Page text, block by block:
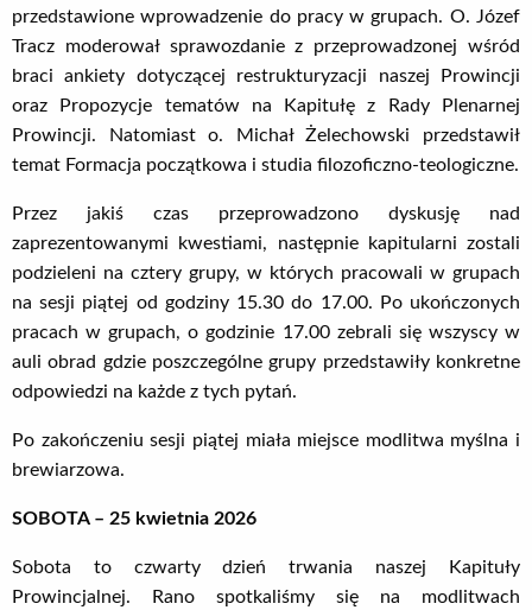
przedstawione wprowadzenie do pracy w grupach. O. Józef
Tracz moderował sprawozdanie z przeprowadzonej wśród
braci ankiety dotyczącej restrukturyzacji naszej Prowincji
oraz Propozycje tematów na Kapitułę z Rady Plenarnej
Prowincji. Natomiast o. Michał Żelechowski przedstawił
temat Formacja początkowa i studia filozoficzno-teologiczne.
Przez jakiś czas przeprowadzono dyskusję nad
zaprezentowanymi kwestiami, następnie kapitularni zostali
podzieleni na cztery grupy, w których pracowali w grupach
na sesji piątej od godziny 15.30 do 17.00. Po ukończonych
pracach w grupach, o godzinie 17.00 zebrali się wszyscy w
auli obrad gdzie poszczególne grupy przedstawiły konkretne
odpowiedzi na każde z tych pytań.
Po zakończeniu sesji piątej miała miejsce modlitwa myślna i
brewiarzowa.
SOBOTA – 25 kwietnia 2026
Sobota to czwarty dzień trwania naszej Kapituły
Prowincjalnej. Rano spotkaliśmy się na modlitwach